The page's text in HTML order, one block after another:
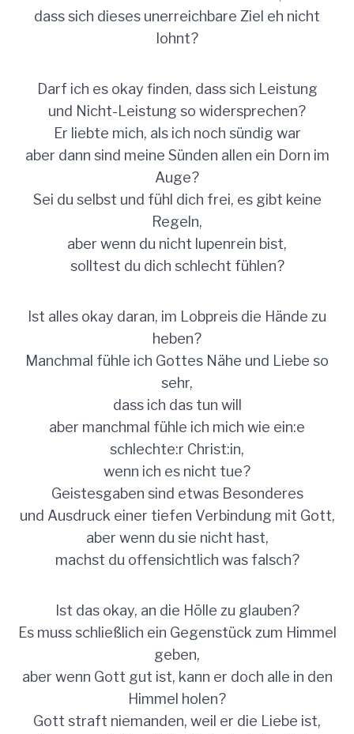
dass sich dieses unerreichbare Ziel eh nicht
lohnt?
Darf ich es okay finden, dass sich Leistung
und Nicht-Leistung so widersprechen?
Er liebte mich, als ich noch sündig war
aber dann sind meine Sünden allen ein Dorn im
Auge?
Sei du selbst und fühl dich frei, es gibt keine
Regeln,
aber wenn du nicht lupenrein bist,
solltest du dich schlecht fühlen?
Ist alles okay daran, im Lobpreis die Hände zu
heben?
Manchmal fühle ich Gottes Nähe und Liebe so
sehr,
dass ich das tun will
aber manchmal fühle ich mich wie ein:e
schlechte:r Christ:in,
wenn ich es nicht tue?
Geistesgaben sind etwas Besonderes
und Ausdruck einer tiefen Verbindung mit Gott,
aber wenn du sie nicht hast,
machst du offensichtlich was falsch?
Ist das okay, an die Hölle zu glauben?
Es muss schließlich ein Gegenstück zum Himmel
geben,
aber wenn Gott gut ist, kann er doch alle in den
Himmel holen?
Gott straft niemanden, weil er die Liebe ist,